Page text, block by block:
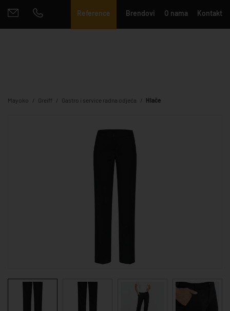
Reference Brendovi O nama Kontakt
Mayoko Greiff Gastro i service radna odjeća Hlače